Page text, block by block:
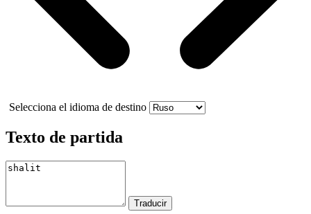
Selecciona el idioma de destino
Texto de partida